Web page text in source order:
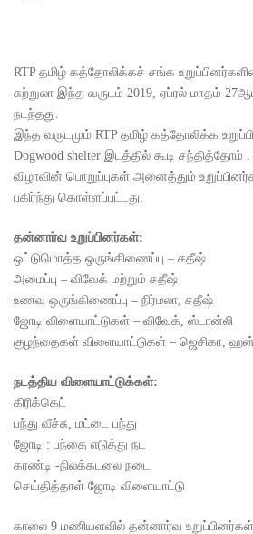
RTP தமிழ் கத்தோலிக்கச் சங்க
சுற்றுலா இந்த வருடம் 2019, ஏப்ரல் மாதம்
நடந்தது.
இந்த வருடமும் RTP தமிழ் கத்தோலிக்க
Dogwood shelter இடத்தில் கூடி
விழாவின் பொறுப்புகள் அனைத்தும்
பகிர்ந்து கொள்ளப்பட்டது.
தன்னார்வ உறுப்பினர்கள்:
ஒட்டுமொத்த ஒருங்கிணைப்பு – சதீஷ்
அமைப்பு – விவேக் மற்றும் சதீஷ்
உணவு ஒருங்கிணைப்பு – நிர்மலா, சதீஷ்
ஜோடி விளையாட்டுகள் – விவேக், ஸ்டான்லி
குழந்தைகள் விளையாட்டுகள் – ஜெசிகா,
நடத்திய விளையாட்டுக்கள்:
கிரிக்கெட்
பந்து வீச்சு, மட்டை பந்து
ஜோடி : பந்தை எடுத்து நட
கரண்டி -நிலக்கடலை நடை
செய்தித்தாள் ஜோடி விளையாட்டு
காலை 9 மணியளவில் தன்னார்வ உறுப்பினர்கள்